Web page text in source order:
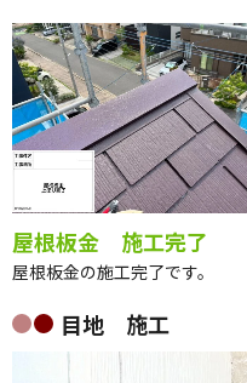
屋根板金 施工完了
屋根板金の施工完了です。
目地 施工